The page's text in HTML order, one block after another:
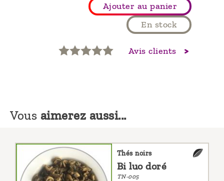
Ajouter au panier
En stock
Avis clients
Vous aimerez aussi...
Thés noirs
Bi luo doré
TN-005